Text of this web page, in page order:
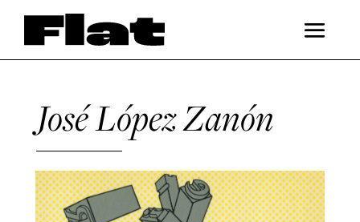
José López Zanón